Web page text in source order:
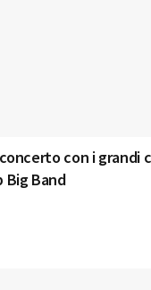
con i grandi
Big Band